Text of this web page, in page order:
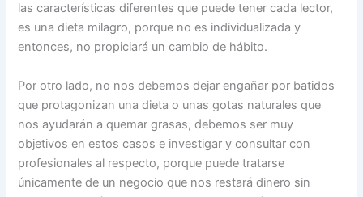
las características diferentes que puede tener cada lector,
es una dieta milagro, porque no es individualizada y
entonces, no propiciará un cambio de hábito.
Por otro lado, no nos debemos dejar engañar por batidos
que protagonizan una dieta o unas gotas naturales que
nos ayudarán a quemar grasas, debemos ser muy
objetivos en estos casos e investigar y consultar con
profesionales al respecto, porque puede tratarse
únicamente de un negocio que nos restará dinero sin